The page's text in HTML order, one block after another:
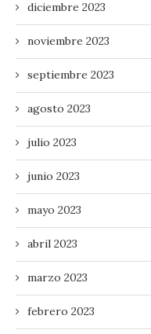
diciembre 2023
noviembre 2023
septiembre 2023
agosto 2023
julio 2023
junio 2023
mayo 2023
abril 2023
marzo 2023
febrero 2023